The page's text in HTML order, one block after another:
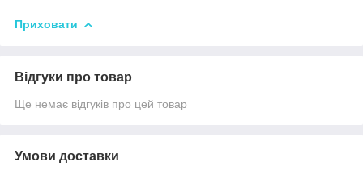
Приховати
Відгуки про товар
Ще немає відгуків про цей товар
Умови доставки